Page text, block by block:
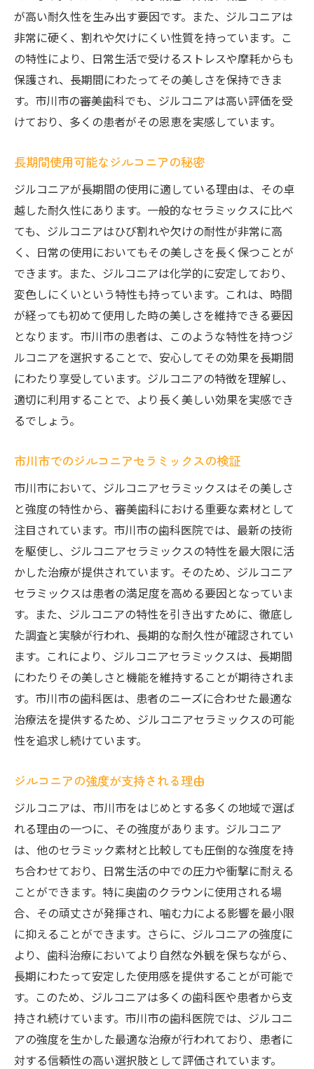
が高い耐久性を生み出す要因です。また、ジルコニアは
非常に硬く、割れや欠けにくい性質を持っています。こ
の特性により、日常生活で受けるストレスや摩耗からも
保護され、長期間にわたってその美しさを保持できま
す。市川市の審美歯科でも、ジルコニアは高い評価を受
けており、多くの患者がその恩恵を実感しています。
長期間使用可能なジルコニアの秘密
ジルコニアが長期間の使用に適している理由は、その卓
越した耐久性にあります。一般的なセラミックスに比べ
ても、ジルコニアはひび割れや欠けの耐性が非常に高
く、日常の使用においてもその美しさを長く保つことが
できます。また、ジルコニアは化学的に安定しており、
変色しにくいという特性も持っています。これは、時間
が経っても初めて使用した時の美しさを維持できる要因
となります。市川市の患者は、このような特性を持つジ
ルコニアを選択することで、安心してその効果を長期間
にわたり享受しています。ジルコニアの特徴を理解し、
適切に利用することで、より長く美しい効果を実感でき
るでしょう。
市川市でのジルコニアセラミックスの検証
市川市において、ジルコニアセラミックスはその美しさ
と強度の特性から、審美歯科における重要な素材として
注目されています。市川市の歯科医院では、最新の技術
を駆使し、ジルコニアセラミックスの特性を最大限に活
かした治療が提供されています。そのため、ジルコニア
セラミックスは患者の満足度を高める要因となっていま
す。また、ジルコニアの特性を引き出すために、徹底し
た調査と実験が行われ、長期的な耐久性が確認されてい
ます。これにより、ジルコニアセラミックスは、長期間
にわたりその美しさと機能を維持することが期待されま
す。市川市の歯科医は、患者のニーズに合わせた最適な
治療法を提供するため、ジルコニアセラミックスの可能
性を追求し続けています。
ジルコニアの強度が支持される理由
ジルコニアは、市川市をはじめとする多くの地域で選ば
れる理由の一つに、その強度があります。ジルコニア
は、他のセラミック素材と比較しても圧倒的な強度を持
ち合わせており、日常生活の中での圧力や衝撃に耐える
ことができます。特に奥歯のクラウンに使用される場
合、その頑丈さが発揮され、噛む力による影響を最小限
に抑えることができます。さらに、ジルコニアの強度に
より、歯科治療においてより自然な外観を保ちながら、
長期にわたって安定した使用感を提供することが可能で
す。このため、ジルコニアは多くの歯科医や患者から支
持され続けています。市川市の歯科医院では、ジルコニ
アの強度を生かした最適な治療が行われており、患者に
対する信頼性の高い選択肢として評価されています。